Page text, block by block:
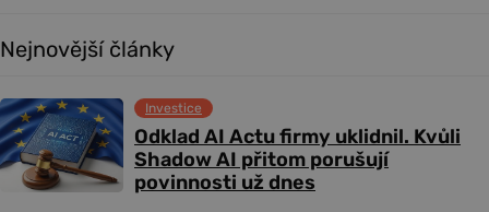
Nejnovější články
Odklad AI Actu firmy uklidnil. Kvůli
Shadow AI přitom porušují
povinnosti už dnes
Investice